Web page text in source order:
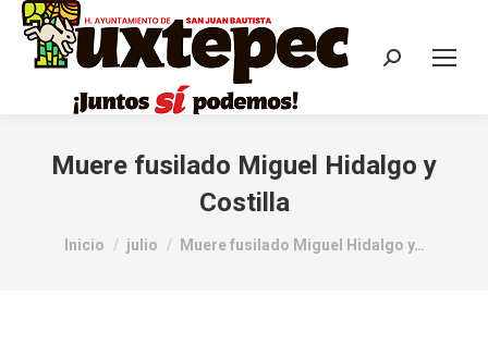
Muere fusilado Miguel Hidalgo y
Costilla
Estás aquí:
Inicio julio Muere fusilado Miguel Hidalgo y…